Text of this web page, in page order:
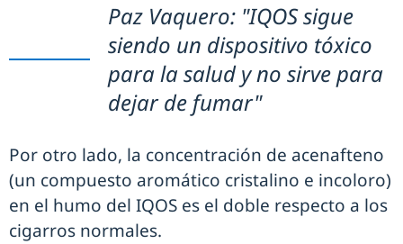
Paz Vaquero: "IQOS sigue
siendo un dispositivo tóxico
para la salud y no sirve para
dejar de fumar"
Por otro lado, la concentración de acenafteno
(un compuesto aromático cristalino e incoloro)
en el humo del IQOS es el doble respecto a los
cigarros normales.